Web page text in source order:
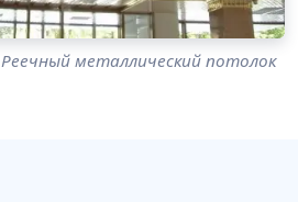
Реечный металлический потолок